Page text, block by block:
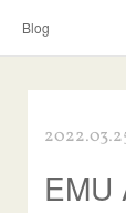
Blog
EMU